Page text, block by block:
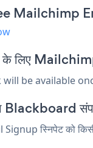
Mailchimp
लिए
will be available
Blackboard
स्निपेट को